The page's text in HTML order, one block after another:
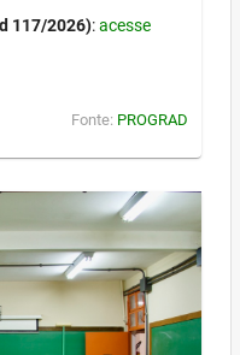
117/2026):acesse
Fonte: PROGRAD